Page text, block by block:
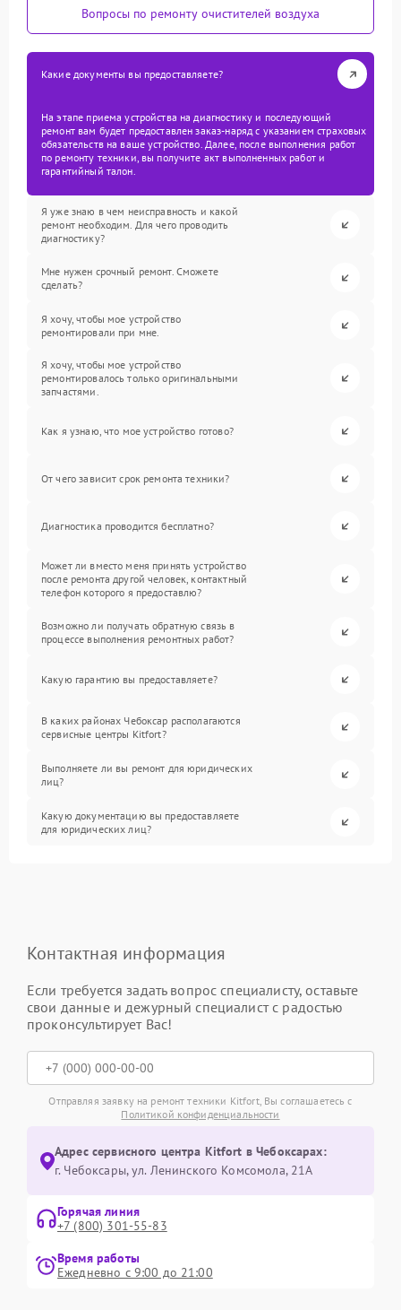
Вопросы по ремонту очистителей воздуха
Какие документы вы предоставляете?
На этапе приема устройства на диагностику и последующий
ремонт вам будет предоставлен заказ-наряд с указанием страховых
обязательств на ваше устройство. Далее, после выполнения работ
по ремонту техники, вы получите акт выполненных работ и
гарантийный талон.
Я уже знаю в чем неисправность и какой
ремонт необходим. Для чего проводить
диагностику?
Мне нужен срочный ремонт. Сможете
сделать?
Я хочу, чтобы мое устройство
ремонтировали при мне.
Я хочу, чтобы мое устройство
ремонтировалось только оригинальными
запчастями.
Как я узнаю, что мое устройство готово?
От чего зависит срок ремонта техники?
Диагностика проводится бесплатно?
Может ли вместо меня принять устройство
после ремонта другой человек, контактный
телефон которого я предоставлю?
Возможно ли получать обратную связь в
процессе выполнения ремонтных работ?
Какую гарантию вы предоставляете?
В каких районах Чебоксар располагаются
сервисные центры Kitfort?
Выполняете ли вы ремонт для юридических
лиц?
Какую документацию вы предоставляете
для юридических лиц?
Контактная информация
Если требуется задать вопрос специалисту, оставьте
свои данные и дежурный специалист с радостью
проконсультирует Вас!
Отправляя заявку на ремонт техники Kitfort, Вы соглашаетесь с
Политикой конфиденциальности
Адрес сервисного центра Kitfort в Чебоксарах:
г. Чебоксары, ул. Ленинского Комсомола, 21А
Горячая линия
+7 (800) 301-55-83
Время работы
Ежедневно с 9:00 до 21:00